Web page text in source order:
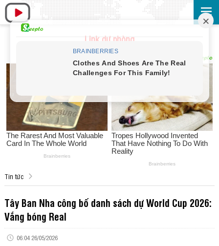
Link dự phòng
Tin tức
Tây Ban Nha công bố danh sách dự World Cup 2026:
Vắng bóng Real
06:04 26/05/2026